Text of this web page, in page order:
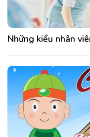
Những kiểu nhân